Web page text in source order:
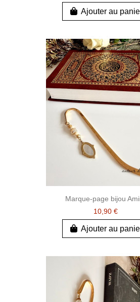
Ajouter au
Marque-page bijou
10,90 €
Ajouter au